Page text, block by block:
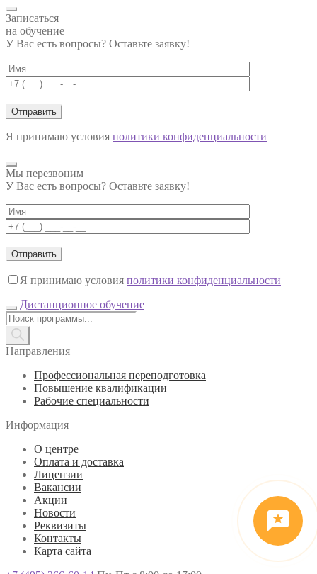
Записаться
на обучение
У Вас есть вопросы? Оставьте заявку!
Я принимаю условия политики конфиденциальности
Мы перезвоним
У Вас есть вопросы? Оставьте заявку!
Я принимаю условия политики конфиденциальности
Дистанционное обучение
Поиск
товаров
Направления
Профессиональная переподготовка
Повышение квалификации
Рабочие специальности
Информация
О центре
Оплата и доставка
Лицензии
Вакансии
Акции
Новости
Реквизиты
Контакты
Карта сайта